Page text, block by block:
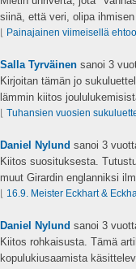
siinä, että veri, olipa
⌊ Painajainen viimeisellä
Salla Tyrväinen sanoi 3
Kirjoitan tämän jo
lämmin kiitos
⌊ Tuhansien vuosien
Daniel Nylund sanoi 3
Kiitos suosituksesta.
muut Girardin englanniksi
⌊ 16.9. Meister Eckhart &
Daniel Nylund sanoi 3
Kiitos rohkaisusta. Tämä
kopulukiusaamista